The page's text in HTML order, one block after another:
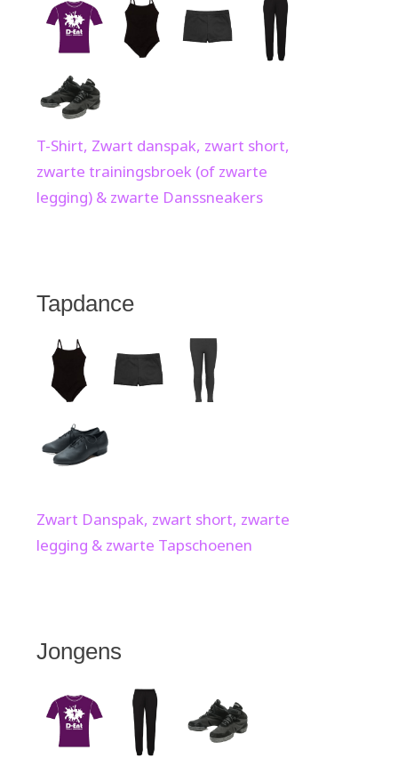
T-Shirt, Zwart danspak, zwart short,
zwarte trainingsbroek (of zwarte
legging) & zwarte Danssneakers
Tapdance
Zwart Danspak, zwart short, zwarte
legging & zwarte Tapschoenen
Jongens